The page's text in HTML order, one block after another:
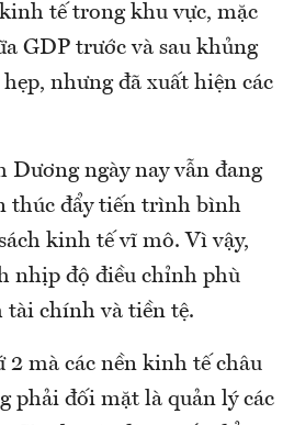
tế trong khu vực, mặc
GDP trước và sau khủng
nhưng đã xuất hiện các
Dương ngày nay vẫn đang
thúc đẩy tiến trình bình
kinh tế vĩ mô. Vì vậy,
nhịp độ điều chỉnh phù
tài chính và tiền tệ.
mà các nền kinh tế châu
phải đối mặt là quản lý các